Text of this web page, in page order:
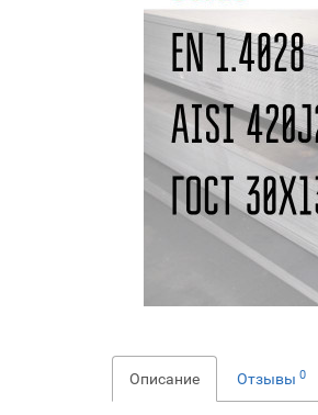
Описание Отзывы 0